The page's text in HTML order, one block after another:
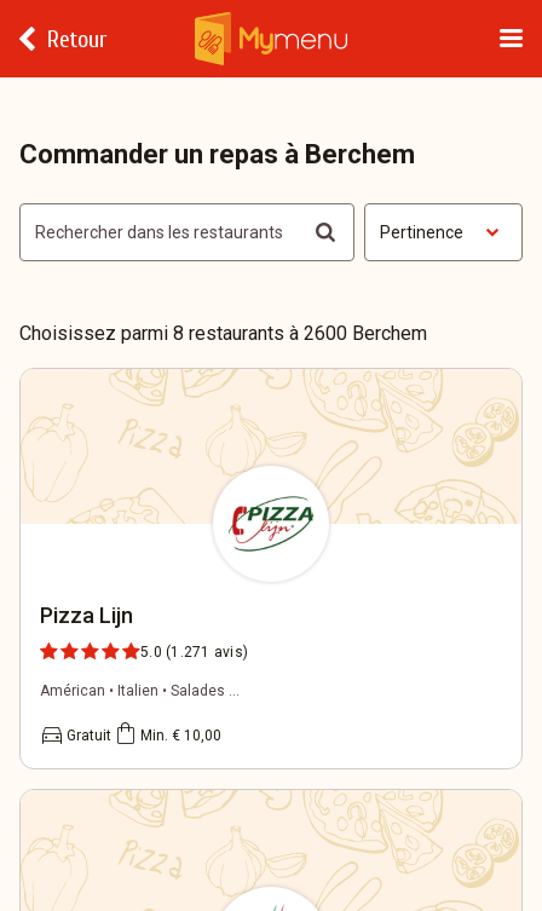
Retour
Commander un repas à Berchem
Pertinence
Choisissez parmi 8 restaurants à 2600 Berchem
Pizza Lijn
5.0 (1.271 avis)
Américan • Italien • Salades ...
directions_car Gratuit shopping_bag Min. € 10,00